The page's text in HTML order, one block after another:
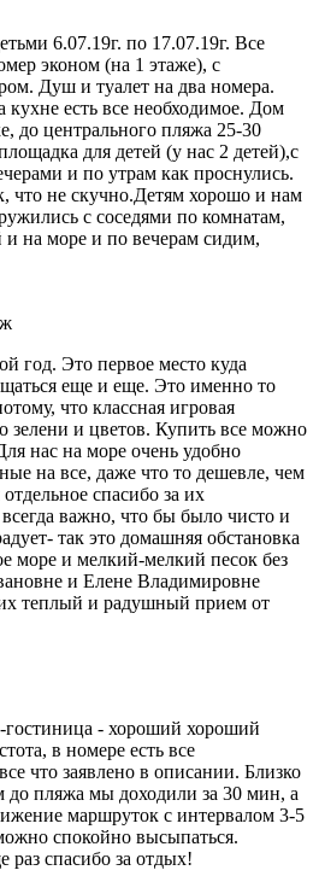
6.07.19г. по 17.07.19г. Все
эконом (на 1 этаже), с
Душ и туалет на два номера.
есть все необходимое. Дом
до центрального пляжа 25-30
для детей (у нас 2 детей),с
и по утрам как проснулись.
что не скучно.Детям хорошо и нам
с соседями по комнатам,
и на море и по вечерам сидим,
год. Это первое место куда
еще и еще. Это именно то
что классная игровая
зелени и цветов. Купить все можно
нас на море очень удобно
на все, даже что то дешевле, чем
спасибо за их
важно, что бы было чисто и
так это домашняя обстановка
море и мелкий-мелкий песок без
и Елене Владимировне
теплый и радушный прием от
- хороший хороший
в номере есть все
что заявлено в описании. Близко
до пляжа мы доходили за 30 мин, а
маршруток с интервалом 3-5
спокойно высыпаться.
раз спасибо за отдых!